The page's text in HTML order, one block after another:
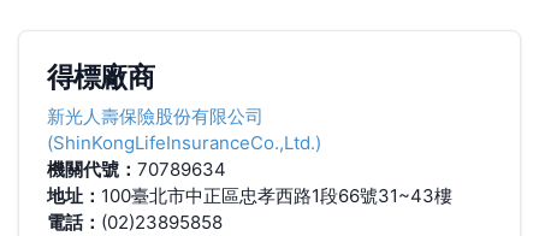
得標廠商
新光人壽保險股份有限公司
(ShinKongLifeInsuranceCo.,Ltd.)
機關代號： 70789634
地址： 100臺北市中正區忠孝西路1段66號31~43樓
電話： (02)23895858